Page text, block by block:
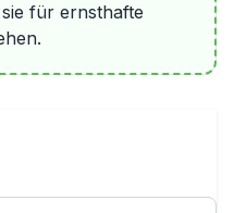
für ernsthafte